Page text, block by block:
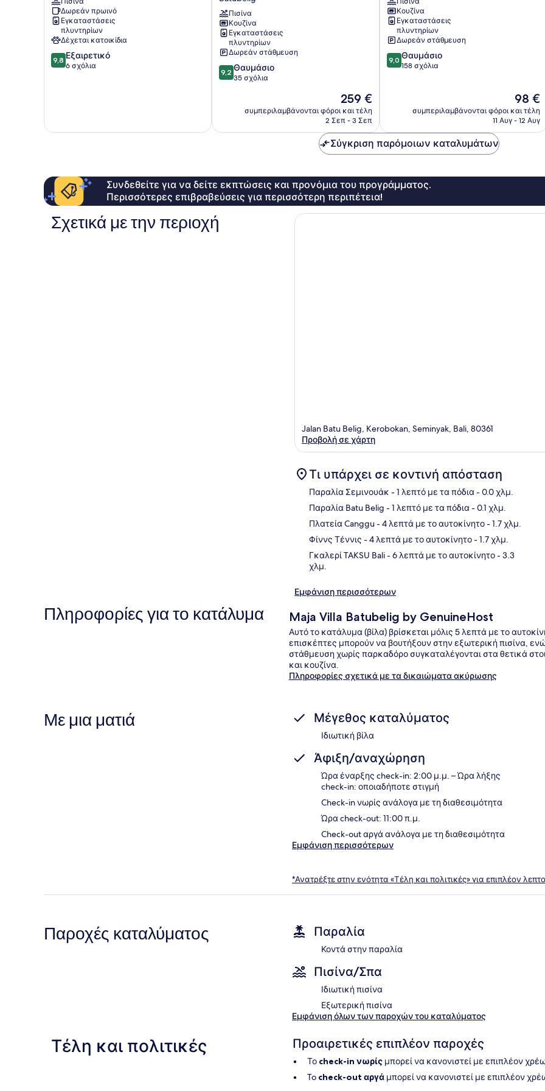
Karangasem
Δωρεάν πρωινό
Εγκαταστάσεις
πλυντηρίων
Δέχεται κατοικίδια
9.8
στα
9,8 Εξαιρετικό
6 σχόλια
at
The
Sea
Seminyak
Batubelig
Πισίνα
Κουζίνα
Εγκαταστάσεις
πλυντηρίων
Δωρεάν στάθμευση
9.2
στα
9,2 Θαυμάσιο
35 σχόλια
Η
τιμή
είναι
259 €
συμπεριλαμβάνονται φόροι και τέλη
2 Σεπ - 3 Σεπ
Κουζίνα
Εγκαταστάσεις
πλυντηρίων
Δωρεάν στάθμευση
9.0
στα
σχόλια
9,0 Θαυμάσιο
158 σχόλια
Η
τιμή
είναι
98 €
συμπεριλαμβάνονται φόροι και τέλη
11 Αυγ - 12 Αυγ
Σύγκριση παρόμοιων καταλυμάτων
Συνδεθείτε για να δείτε εκπτώσεις και προνόμια του προγράμματος.
Περισσότερες επιβραβεύσεις για περισσότερη περιπέτεια!
Σχετικά με την περιοχή
Jalan Batu Belig, Kerobokan, Seminyak, Bali, 80361
Προβολή σε χάρτη
Τι υπάρχει σε κοντινή απόσταση
Παραλία Σεμινουάκ - 1 λεπτό με τα πόδια - 0.0 χλμ.
Παραλία Batu Belig - 1 λεπτό με τα πόδια - 0.1 χλμ.
Πλατεία Canggu- 4 λεπτά με το αυτοκίνητο- 1.7 χλμ.
Φίννς Τέννις - 4 λεπτά με το αυτοκίνητο- 1.7 χλμ.
Γκαλερί TAKSU Bali- 6 λεπτά με το αυτοκίνητο- 3.3
χλμ.
Εμφάνιση περισσότερων
Πληροφορίες για το κατάλυμα Maja Villa Batubelig by GenuineHost
Αυτό το κατάλυμα (βίλα) βρίσκεται μόλις 5 λεπτά με το
επισκέπτες μπορούν να βουτήξουν στην εξωτερική πισίνα,
στάθμευση χωρίς παρκαδόρο συγκαταλέγονται στα θετικά
και κουζίνα.
Πληροφορίες σχετικά με τα δικαιώματα ακύρωσης
Με μια ματιά Μέγεθος καταλύματος
Ιδιωτική βίλα
Άφιξη/αναχώρηση
Ώρα έναρξης check-in: 2:00 μ.μ. – Ώρα λήξης
check-in: οποιαδήποτε στιγμή
Check-in νωρίς ανάλογα με τη διαθεσιμότητα
Ώρα check-out: 11:00 π.μ.
Check-out αργά ανάλογα με τη διαθεσιμότητα
Εμφάνιση περισσότερων
*Ανατρέξτε στην ενότητα «Τέλη και πολιτικές» για επιπλέον
Παροχές καταλύματος Παραλία
Κοντά στην παραλία
Πισίνα/Σπα
Ιδιωτική πισίνα
Εξωτερική πισίνα
Εμφάνιση όλων των παροχών του καταλύματος
Τέλη και πολιτικές Προαιρετικές επιπλέον παροχές
Το check-in νωρίς μπορεί να κανονιστεί με επιπλέον
To check-out αργά μπορεί να κανονιστεί με επιπλέον